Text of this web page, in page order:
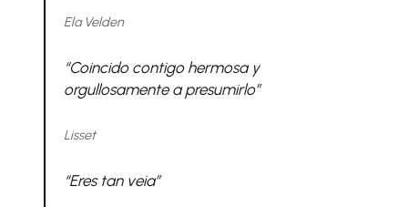
Ela Velden
“Coincido contigo hermosa y
orgullosamente a presumirlo”
Lisset
“Eres tan veia”